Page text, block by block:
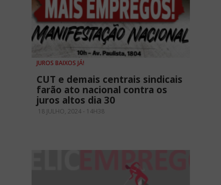
JUROS BAIXOS JÁ!
CUT e demais centrais sindicais
farão ato nacional contra os
juros altos dia 30
18 JULHO, 2024 - 14H38